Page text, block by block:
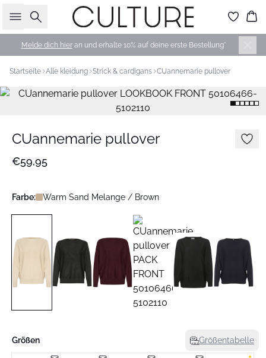
Suche
Melde dich hieran und erhalte 10% auf deine erste Bestellung*
Startseite Alle kleidung Strick & cardigans CUannemarie pullover
CUannemarie pullover
€59,95
Farbe: Warm Sand Melange / Brown
Größen Größentabelle